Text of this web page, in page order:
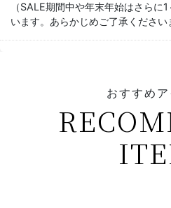
（SALE期間中や年末年始はさら
います。あらかじめご了承ください
おすすめア